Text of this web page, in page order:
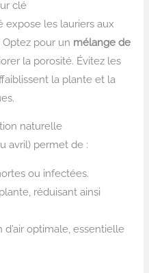
clé
expose les lauriers aux
Optez pour un mélange de
la porosité. Évitez les
la plante et la
naturelle
avril) permet de :
ou infectées.
réduisant ainsi
optimale, essentielle